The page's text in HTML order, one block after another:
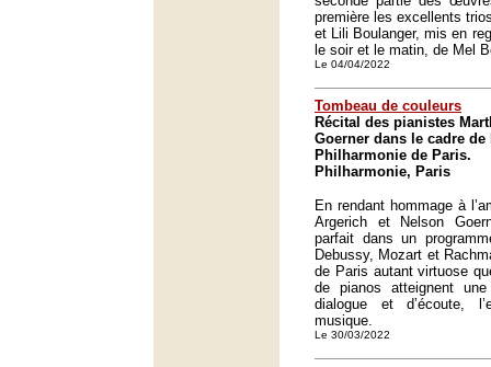
première les excellents
et Lili Boulanger, mis en
le soir et le matin, de Mel
Le 04/04/2022
Tombeau de couleurs
Récital des pianistes
Goerner dans le cadre de
Philharmonie de Paris.
Philharmonie, Paris
En rendant hommage à
Argerich et Nelson
parfait dans un
Debussy, Mozart et
de Paris autant virtuose
de pianos atteignent
dialogue et d’écoute,
musique.
Le 30/03/2022